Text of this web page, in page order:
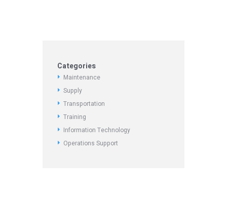
Categories
Maintenance
Supply
Transportation
Training
Information Technology
Operations Support